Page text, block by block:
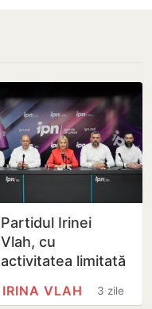
Partidul Irinei
Vlah, cu
activitatea limitată
Curtea de Apel a
3 zile
IRINA VLAH